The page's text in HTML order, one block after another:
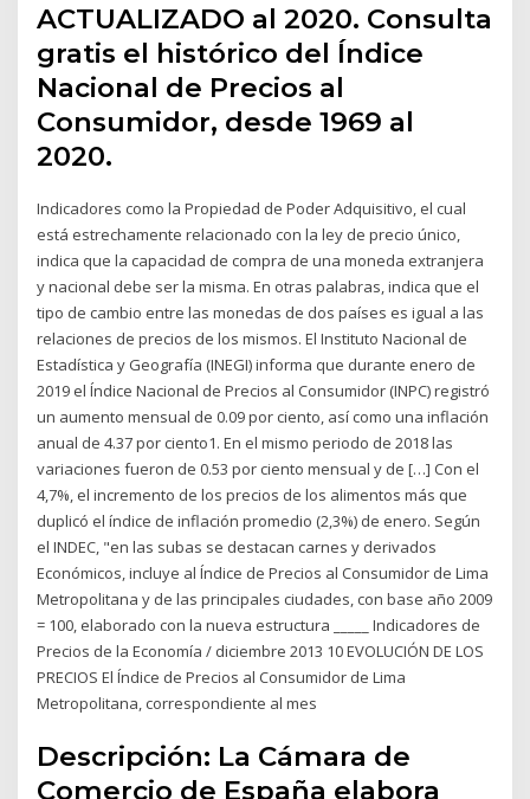
ACTUALIZADO al 2020. Consulta
gratis el histórico del Índice
Nacional de Precios al
Consumidor, desde 1969 al
2020.
Indicadores como la Propiedad de Poder Adquisitivo, el cual
está estrechamente relacionado con la ley de precio único,
indica que la capacidad de compra de una moneda extranjera
y nacional debe ser la misma. En otras palabras, indica que el
tipo de cambio entre las monedas de dos países es igual a las
relaciones de precios de los mismos. El Instituto Nacional de
Estadística y Geografía (INEGI) informa que durante enero de
2019 el Índice Nacional de Precios al Consumidor (INPC) registró
un aumento mensual de 0.09 por ciento, así como una inflación
anual de 4.37 por ciento1. En el mismo periodo de 2018 las
variaciones fueron de 0.53 por ciento mensual y de […] Con el
4,7%, el incremento de los precios de los alimentos más que
duplicó el índice de inflación promedio (2,3%) de enero. Según
el INDEC, "en las subas se destacan carnes y derivados
Económicos, incluye al Índice de Precios al Consumidor de Lima
Metropolitana y de las principales ciudades, con base año 2009
= 100, elaborado con la nueva estructura _____ Indicadores de
Precios de la Economía / diciembre 2013 10 EVOLUCIÓN DE LOS
PRECIOS El Índice de Precios al Consumidor de Lima
Metropolitana, correspondiente al mes
Descripción: La Cámara de
Comercio de España elabora